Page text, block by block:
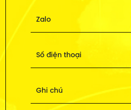
Zalo
Số điện thoại
Ghi chú